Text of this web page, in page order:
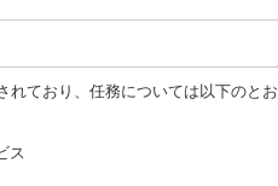
れており、任務については以下のとお
ス